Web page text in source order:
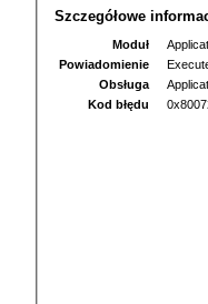
Szczegółowe
Moduł
Powiadomienie
Obsługa
Kod błędu